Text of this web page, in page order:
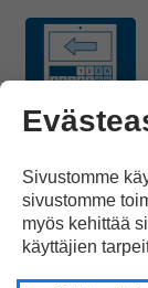
Sivustomme
sivustomme
myös kehittää
käyttäjien